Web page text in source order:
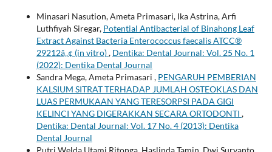
Minasari Nasution, Ameta Primasari, Ika Astrina, Arfi
Luthfiyah Siregar, Potential Antibacterial of Binahong Leaf
Extract Against Bacteria Enterococcus faecalis ATCC®
29212â„¢ (in vitro), Dentika: Dental Journal: Vol. 25 No. 1
(2022): Dentika Dental Journal
Sandra Mega, Ameta Primasari , PENGARUH PEMBERIAN
KALSIUM SITRAT TERHADAP JUMLAH OSTEOKLAS DAN
LUAS PERMUKAAN YANG TERESORPSI PADA GIGI
KELINCI YANG DIGERAKKAN SECARA ORTODONTI ,
Dentika: Dental Journal: Vol. 17 No. 4 (2013): Dentika
Dental Journal
Putri Welda Utami Ritonga, Haslinda Tamin, Dwi Suryanto,